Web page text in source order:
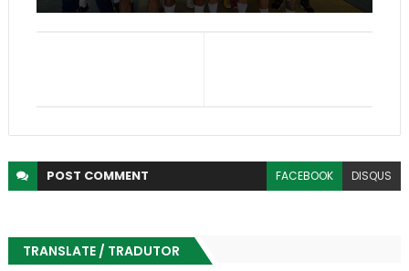
POST COMMENT FACEBOOK DISQUS
TRANSLATE / TRADUTOR